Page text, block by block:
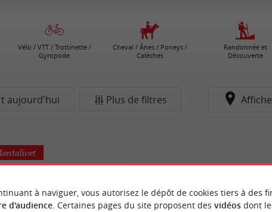
Vélo / VTT / Trottinette /
Gyropode
Cheval / Ânes / Poneys /
Calèches
Randonnée et
Découverte
aujourd'hui Plus de filtres
à naviguer, vous autorisez le dépôt de cookies tiers à des
d'audience. Certaines pages du site proposent des vidéosdont